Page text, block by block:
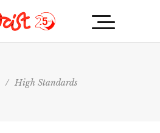
/ High Standards